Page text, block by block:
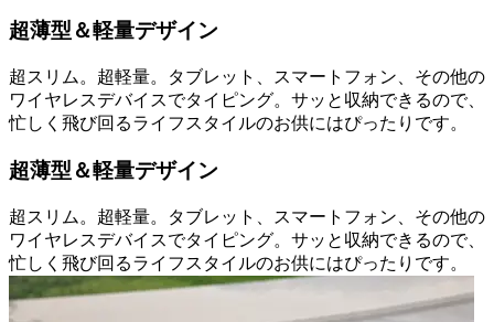
超薄型＆軽量デザイン
超スリム。超軽量。タブレット、スマートフォン、その他の
ワイヤレスデバイスでタイピング。サッと収納できるので、
忙しく飛び回るライフスタイルのお供にはぴったりです。
超薄型＆軽量デザイン
超スリム。超軽量。タブレット、スマートフォン、その他の
ワイヤレスデバイスでタイピング。サッと収納できるので、
忙しく飛び回るライフスタイルのお供にはぴったりです。